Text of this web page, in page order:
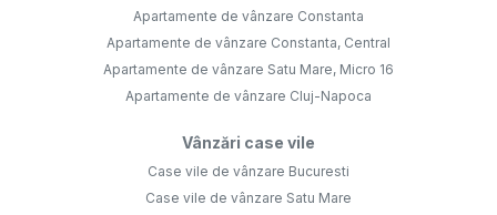
Apartamente de vânzare Constanta
Apartamente de vânzare Constanta, Central
Apartamente de vânzare Satu Mare, Micro 16
Apartamente de vânzare Cluj-Napoca
Vânzări case vile
Case vile de vânzare Bucuresti
Case vile de vânzare Satu Mare